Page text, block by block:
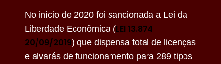
No início de 2020 foi sancionada a Lei da
Liberdade Econômica (LEI 13.874
20/09/2019) que dispensa total de licenças
e alvarás de funcionamento para 289 tipos